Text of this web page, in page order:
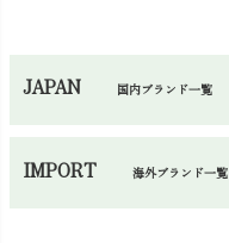
帽子・かさ・その他
JAPAN 国内ブランド一覧
IMPORT海外ブランド一覧